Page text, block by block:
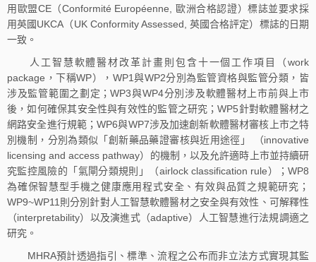
用歐盟CE（Conformité Européenne, 歐洲合格認證）標誌並要求採
用英國UKCA（UK Conformity Assessed, 英國合格評定）標誌的日期
一致。
人工智慧軟體醫材改革計畫則包含十一個工作項目（work
package，下稱WP），WP1與WP2分別為監管資格與監管分類，皆
涉及監管範圍之劃定；WP3與WP4分別涉及軟體醫材上市前與上市
後，如何確保其安全性與有效性的監管之研究；WP5針對軟體醫材之
網路安全進行規範；WP6與WP7涉及加速創新軟體醫材審核上市之特
別機制，分別為類似「創新藥品藥證審核與近用途徑」 （innovative
licensing and access pathway）的機制，以及允許適時上市並持續研
究監控風險的「氣閘分類規則」（airlock classification rule）；WP8
為確保智慧型手機之健康應用程式安全、有效與品質之規範研究；
WP9~WP11則分別針對人工智慧軟體醫材之安全與有效性、可解釋性
（interpretability）以及演進式（adaptive）人工智慧進行法規調適之
研究。
MHRA預計透過指引、標準、流程之公布而非立法方式實現其監